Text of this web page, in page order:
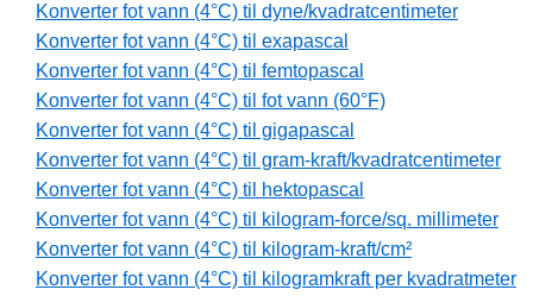
Konverter fot vann (4°C) til dyne/kvadratcentimeter
Konverter fot vann (4°C) til exapascal
Konverter fot vann (4°C) til femtopascal
Konverter fot vann (4°C) til fot vann (60°F)
Konverter fot vann (4°C) til gigapascal
Konverter fot vann (4°C) til gram-kraft/kvadratcentimeter
Konverter fot vann (4°C) til hektopascal
Konverter fot vann (4°C) til kilogram-force/sq. millimeter
Konverter fot vann (4°C) til kilogram-kraft/cm²
Konverter fot vann (4°C) til kilogramkraft per kvadratmeter